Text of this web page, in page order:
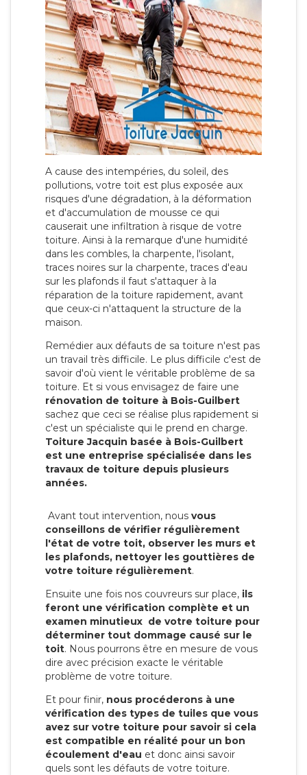
A cause des intempéries, du soleil, des
pollutions, votre toit est plus exposée aux
risques d'une dégradation, à la déformation
et d'accumulation de mousse ce qui
causerait une infiltration à risque de votre
toiture. Ainsi à la remarque d'une humidité
dans les combles, la charpente, l'isolant,
traces noires sur la charpente, traces d'eau
sur les plafonds il faut s'attaquer à la
réparation de la toiture rapidement, avant
que ceux-ci n'attaquent la structure de la
maison.
Remédier aux défauts de sa toiture n'est pas
un travail très difficile. Le plus difficile c'est de
savoir d'où vient le véritable problème de sa
toiture. Et si vous envisagez de faire une
rénovation de toiture à Bois-Guilbert
sachez que ceci se réalise plus rapidement si
c'est un spécialiste qui le prend en charge.
Toiture Jacquin basée à Bois-Guilbert
est une entreprise spécialisée dans les
travaux de toiture depuis plusieurs
années.
Avant tout intervention, nous vous
conseillons de vérifier régulièrement
l'état de votre toit, observer les murs et
les plafonds, nettoyer les gouttières de
votre toiture régulièrement.
Ensuite une fois nos couvreurs sur place, ils
feront une vérification complète et un
examen minutieux de votre toiture pour
déterminer tout dommage causé sur le
toit. Nous pourrons être en mesure de vous
dire avec précision exacte le véritable
problème de votre toiture.
Et pour finir, nous procéderons à une
vérification des types de tuiles que vous
avez sur votre toiture pour savoir si cela
est compatible en réalité pour un bon
écoulement d'eau et donc ainsi savoir
quels sont les défauts de votre toiture.